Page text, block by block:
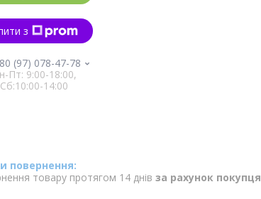
з
(97) 078-47-78
Пт: 9:00-18:00,
Сб:10:00-14:00
товару протягом 14 днів за рахунок покупця